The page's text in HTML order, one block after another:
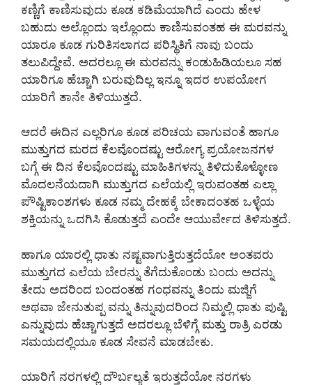
ಕಣ್ಣಿಗೆ ಕಾಣಿಸುವುದು ಕೂಡ ಕಡಿಮೆಯಾಗಿದೆ ಎಂದು ಹೇಳ
ಬಹುದು ಅಲ್ಲೊಂದು ಇಲ್ಲೊಂದು ಕಾಣಿಸುವಂತಹ ಈ ಮರವನ್ನು
ಯಾರೂ ಕೂಡ ಗುರಿತಿಸಲಾಗದ ಪರಿಸ್ಥಿತಿಗೆ ನಾವು ಬಂದು
ತಲುಪಿದ್ದೇವೆ. ಅದರಲ್ಲೂ ಈ ಮರವನ್ನು ಕಂಡುಹಿಡಿಯಲೂ ಸಹ
ಯಾರಿಗೂ ಹೆಚ್ಚಾಗಿ ಬರುವುದಿಲ್ಲ ಇನ್ನೂ ಇದರ ಉಪಯೋಗ
ಯಾರಿಗೆ ತಾನೇ ತಿಳಿಯುತ್ತದೆ.
ಆದರೆ ಈದಿನ ಎಲ್ಲರಿಗೂ ಕೂಡ ಪರಿಚಯ ವಾಗುವಂತೆ ಹಾಗೂ
ಮುತ್ತುಗದ ಮರದ ಕೆಲವೊಂದಷ್ಟು ಆರೋಗ್ಯ ಪ್ರಯೋಜನಗಳ
ಬಗ್ಗೆ ಈ ದಿನ ಕೆಲವೊಂದಷ್ಟು ಮಾಹಿತಿಗಳನ್ನು ತಿಳಿದುಕೊಳ್ಳೋಣ
ಮೊದಲನೆಯದಾಗಿ ಮುತ್ತುಗದ ಎಲೆಯಲ್ಲಿ ಇರುವಂತಹ ಎಲ್ಲಾ
ಪೌಷ್ಟಿಕಾಂಶಗಳು ಕೂಡ ನಮ್ಮ ದೇಹಕ್ಕೆ ಬೇಕಾದಂತಹ ಒಳ್ಳೆಯ
ಶಕ್ತಿಯನ್ನು ಒದಗಿಸಿ ಕೊಡುತ್ತದೆ ಎಂದೇ ಆಯುರ್ವೇದ ತಿಳಿಸುತ್ತದೆ.
ಹಾಗೂ ಯಾರಲ್ಲಿ ಧಾತು ನಷ್ಟವಾಗುತ್ತಿರುತ್ತದೆಯೋ ಅಂತವರು
ಮುತ್ತುಗದ ಎಲೆಯ ಬೇರನ್ನು ತೆಗೆದುಕೊಂಡು ಬಂದು ಅದನ್ನು
ತೇದು ಅದರಿಂದ ಬಂದಂತಹ ಗಂಧವನ್ನು ತಿಂದು ಮಜ್ಜಿಗೆ
ಅಥವಾ ಜೇನುತುಪ್ಪ ವನ್ನು ತಿನ್ನುವುದರಿಂದ ನಿಮ್ಮಲ್ಲಿ ಧಾತು ಪುಷ್ಟಿ
ಎನ್ನುವುದು ಹೆಚ್ಚಾಗುತ್ತದೆ ಅದರಲ್ಲೂ ಬೆಳಿಗ್ಗೆ ಮತ್ತು ರಾತ್ರಿ ಎರಡು
ಸಮಯದಲ್ಲಿಯೂ ಕೂಡ ಸೇವನೆ ಮಾಡಬೇಕು.
ಯಾರಿಗೆ ನರಗಳಲ್ಲಿ ದೌರ್ಬಲ್ಯತೆ ಇರುತ್ತದೆಯೋ ನರಗಳು